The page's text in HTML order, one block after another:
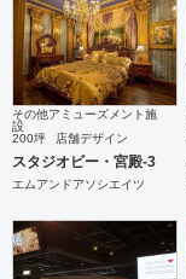
その他アミューズメント施
設
200坪
店舗デザイン
スタジオビー・宮殿-3
エムアンドアソシエイツ